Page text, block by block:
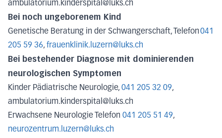
ambulatorium.kinderspital@luks.ch
Bei noch ungeborenem Kind
Genetische Beratung in der Schwangerschaft, Telefon041
205 59 36, frauenklinik.luzern@luks.ch
Bei bestehender Diagnose mit dominierenden
neurologischen Symptomen
Kinder Pädiatrische Neurologie, 041 205 32 09,
ambulatorium.kinderspital@luks.ch
Erwachsene Neurologie Telefon 041 205 51 49,
neurozentrum.luzern@luks.ch